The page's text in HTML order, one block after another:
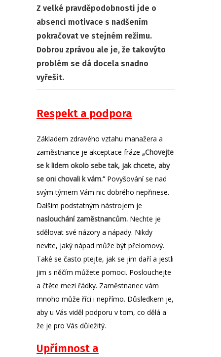
Z velké pravděpodobnosti jde o
absenci motivace s nadšením
pokračovat ve stejném režimu.
Dobrou zprávou ale je, že takovýto
problém se dá docela snadno
vyřešit.
Respekt a podpora
Základem zdravého vztahu manažera a
zaměstnance je akceptace fráze „Chovejte
se k lidem okolo sebe tak, jak chcete, aby
se oni chovali k vám.“Povyšování se nad
svým týmem Vám nic dobrého nepřinese.
Dalším podstatným nástrojem je
naslouchání zaměstnancům. Nechte je
sdělovat své názory a nápady. Nikdy
nevíte, jaký nápad může být přelomový.
Také se často ptejte, jak se jim daří a jestli
jim s něčím můžete pomoci. Poslouchejte
a čtěte mezi řádky. Zaměstnanec vám
mnoho může říci i nepřímo. Důsledkem je,
aby u Vás viděl podporu v tom, co dělá a
že je pro Vás důležitý.
Upřímnost a